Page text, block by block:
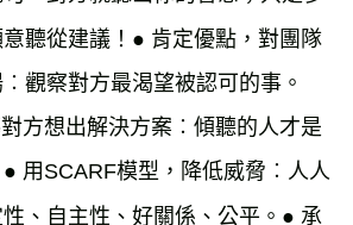
聽從建議！ ● 肯定優點，對團隊
觀察對方最渴望被認可的事。
方想出解決方案︰傾聽的人才是
● 用SCARF模型，降低威脅︰人人
、自主性、好關係、公平。 ● 承